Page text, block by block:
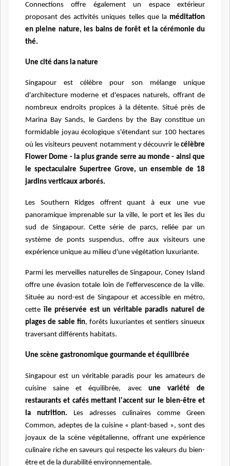
Connections offre également un espace extérieur
proposant des activités uniques telles que laméditation
en pleine nature, les bains de forêt et la cérémonie du
thé.
Une cité dans la nature
Singapour est célèbre pour son mélange unique
d'architecture moderne et d'espaces naturels, offrant de
nombreux endroits propices à la détente. Situé près de
Marina Bay Sands, le Gardens by the Bay constitue un
formidable joyau écologique s'étendant sur 100 hectares
où les visiteurs peuvent notamment y découvrir lecélèbre
Flower Dome - la plus grande serre au monde - ainsi que
le spectaculaire Supertree Grove, un ensemble de 18
jardins verticaux arborés.
Les Southern Ridges offrent quant à eux une vue
panoramique imprenable sur la ville, le port et les îles du
sud de Singapour. Cette série de parcs, reliée par un
système de ponts suspendus, offre aux visiteurs une
expérience unique au milieu d'une végétation luxuriante.
Parmi les merveilles naturelles de Singapour, Coney Island
offre une évasion totale loin de l'effervescence de la ville.
Située au nord-est de Singapour et accessible en métro,
cette île préservée est un véritable paradis naturel de
plages de sable fin, forêts luxuriantes et sentiers sinueux
traversant différents habitats.
Une scène gastronomique gourmande et équilibrée
Singapour est un véritable paradis pour les amateurs de
cuisine saine et équilibrée, avecune variété de
restaurants et cafés mettant l'accent sur le bien-être et
la nutrition. Les adresses culinaires comme Green
Common, adeptes de la cuisine « plant-based », sont des
joyaux de la scène végétalienne, offrant une expérience
culinaire riche en saveurs qui respecte les valeurs du bien-
être et de la durabilité environnementale.